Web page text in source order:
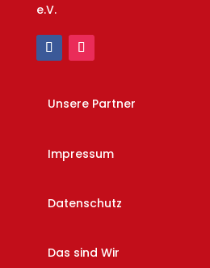
e.V.
Unsere Partner
Impressum
Datenschutz
Das sind Wir